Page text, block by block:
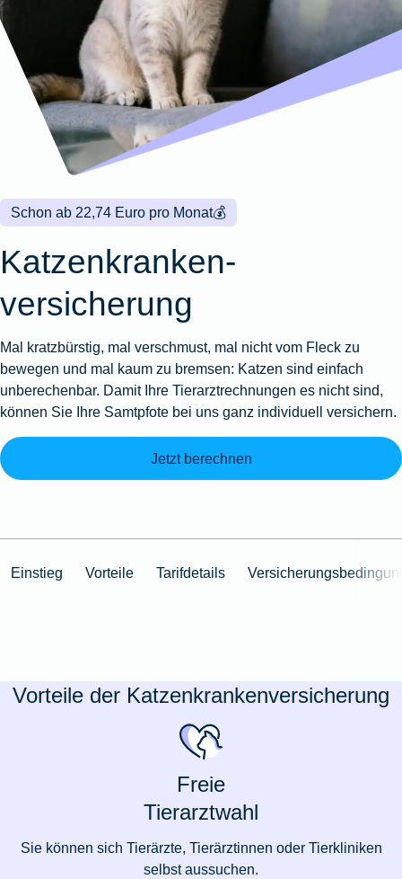
Wohnungsschutzbrief
Zur
Produktübersicht
Gewässerschadenhaftpflicht
Zur
Produktübersicht
Zur
Produktübersicht
Reisehaftpflichtversicherung
Reiserücktrittsversicherung
Zur
Produktübersicht
Produktübersicht
Produktübersicht
Produktübersicht
Montageversicherung
Zur
Produktübersicht
Gruppenunfall für
Betriebe
Gruppenunfall für
Vereine
Produktübersicht
Kunstversicherung
Ausstellungsversicherung
Valorenversicherung
Oldtimersammlungsversicherung
Zur
💰
Schon ab 22,74 Euro pro Monat
Katzenkranken­
versicherung
Mal kratzbürstig, mal verschmust, mal nicht vom Fleck zu
bewegen und mal kaum zu bremsen: Katzen sind einfach
unberechenbar. Damit Ihre Tierarztrechnungen es nicht sind,
können Sie Ihre Samtpfote bei uns ganz individuell versichern.
Jetzt berechnen
Einstieg Vorteile Tarifdetails
Vorteile der Katzenkrankenversicherung
Freie
Tierarztwahl
Sie können sich Tierärzte, Tierärztinnen oder Tierkliniken
selbst aussuchen.